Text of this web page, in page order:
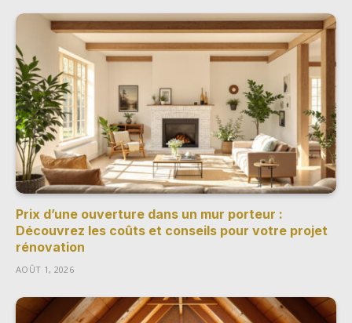
Prix d’une ouverture dans un mur porteur :
Découvrez les coûts et conseils pour votre projet
rénovation
AOÛT 1, 2026